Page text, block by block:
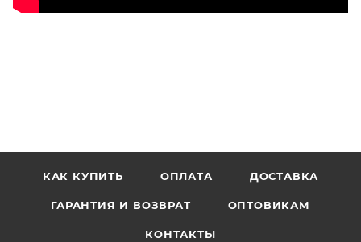
КАК КУПИТЬ ОПЛАТА ДОСТАВКА
ГАРАНТИЯ И ВОЗВРАТ ОПТОВИКАМ
КОНТАКТЫ